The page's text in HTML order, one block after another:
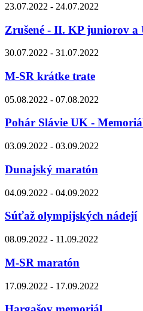
23.07.2022 - 24.07.2022
Zrušené - II. KP juniorov a
30.07.2022 - 31.07.2022
M-SR krátke trate
05.08.2022 - 07.08.2022
Pohár Slávie UK -
03.09.2022 - 03.09.2022
Dunajský maratón
04.09.2022 - 04.09.2022
Súťaž olympijských nádejí
08.09.2022 - 11.09.2022
M-SR maratón
17.09.2022 - 17.09.2022